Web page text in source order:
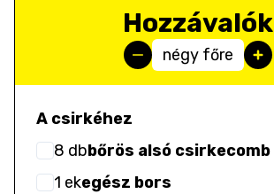
Hozzávalók
négy főre
A csirkéhez
8 dbbőrös alsó csirkecomb
1 ekegész bors